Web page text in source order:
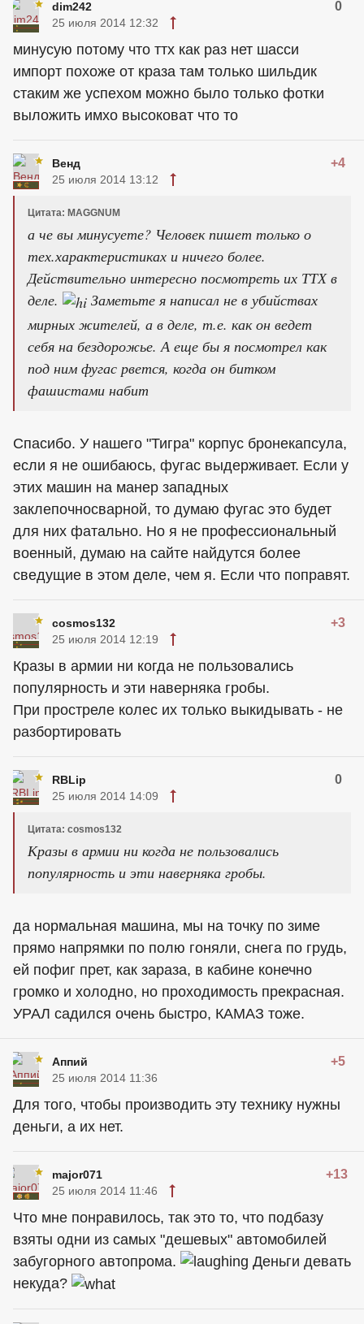
dim242 0
25 июля 2014 12:32
минусую потому что ттх как раз нет шасси
импорт похоже от краза там только шильдик
стаким же успехом можно было только фотки
выложить имхо высоковат что то
Венд +4
25 июля 2014 13:12
Цитата: MAGGNUM
а че вы минусуете? Человек пишет только о
тех.характеристиках и ничего более.
Действительно интересно посмотреть их ТТХ в
деле.
Заметьте я написал не в убийствах
мирных жителей, а в деле, т.е. как он ведет
себя на бездорожье. А еще бы я посмотрел как
под ним фугас рвется, когда он битком
фашистами набит
Спасибо. У нашего "Тигра" корпус бронекапсула,
если я не ошибаюсь, фугас выдерживает. Если у
этих машин на манер западных
заклепочносварной, то думаю фугас это будет
для них фатально. Но я не профессиональный
военный, думаю на сайте найдутся более
сведущие в этом деле, чем я. Если что поправят.
cosmos132 +3
25 июля 2014 12:19
Кразы в армии ни когда не пользовались
популярность и эти наверняка гробы.
При простреле колес их только выкидывать - не
разбортировать
RBLip 0
25 июля 2014 14:09
Цитата: cosmos132
Кразы в армии ни когда не пользовались
популярность и эти наверняка гробы.
да нормальная машина, мы на точку по зиме
прямо напрямки по полю гоняли, снега по грудь,
ей пофиг прет, как зараза, в кабине конечно
громко и холодно, но проходимость прекрасная.
УРАЛ садился очень быстро, КАМАЗ тоже.
Аппий +5
25 июля 2014 11:36
Для того, чтобы производить эту технику нужны
деньги, а их нет.
major071 +13
25 июля 2014 11:46
Что мне понравилось, так это то, что подбазу
взяты одни из самых "дешевых" автомобилей
забугорного автопрома.
Деньги девать
некуда?